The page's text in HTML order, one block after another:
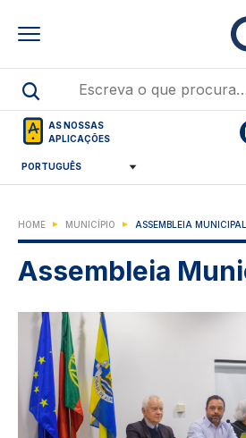
AS NOSSAS
APLICAÇÕES
HOME MUNICÍPIO ASSEMBLEIA MUNICIPAL
Assembleia